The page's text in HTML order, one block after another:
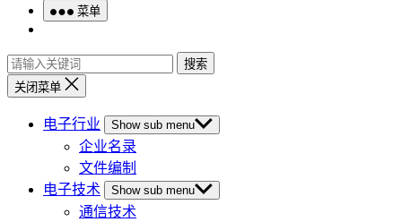
菜单
搜索
关闭菜单
电子行业 Show sub menu
企业名录
文件编制
电子技术
Show sub menu
通信技术